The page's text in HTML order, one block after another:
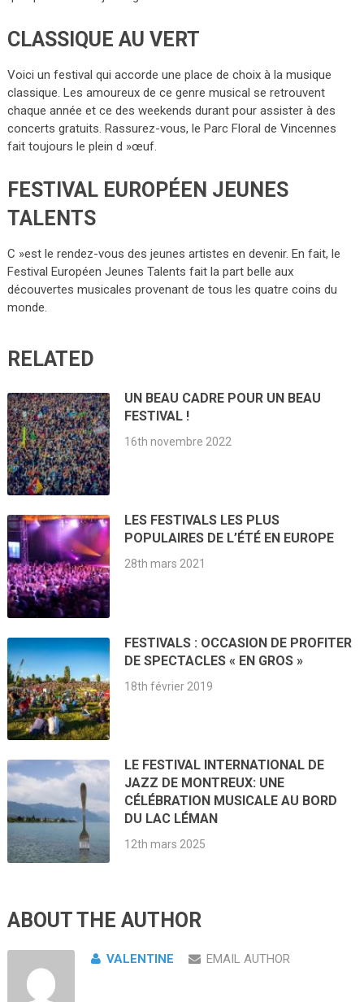
CLASSIQUE AU VERT
Voici un festival qui accorde une place de choix à la musique
classique. Les amoureux de ce genre musical se retrouvent
chaque année et ce des weekends durant pour assister à des
concerts gratuits. Rassurez-vous, le Parc Floral de Vincennes
fait toujours le plein d »œuf.
FESTIVAL EUROPÉEN JEUNES
TALENTS
C »est le rendez-vous des jeunes artistes en devenir. En fait, le
Festival Européen Jeunes Talents fait la part belle aux
découvertes musicales provenant de tous les quatre coins du
monde.
RELATED
UN BEAU CADRE POUR UN BEAU
FESTIVAL !
16th novembre 2022
LES FESTIVALS LES PLUS
POPULAIRES DE L’ÉTÉ EN EUROPE
28th mars 2021
FESTIVALS : OCCASION DE PROFITER
DE SPECTACLES « EN GROS »
18th février 2019
LE FESTIVAL INTERNATIONAL DE
JAZZ DE MONTREUX: UNE
CÉLÉBRATION MUSICALE AU BORD
DU LAC LÉMAN
12th mars 2025
ABOUT THE AUTHOR
VALENTINE EMAIL AUTHOR